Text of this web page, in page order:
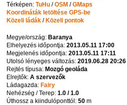
Térképen:TuHu /OSM /GMaps
Koordináták letöltése GPS-be
Közeli ládák / Közeli pontok
Megye/ország: Baranya
Elhelyezés időpontja:2013.05.11 17:00
Megjelenés időpontja:2013.05.11 17:11
Utolsó lényeges változás:2019.06.28 20:26
Rejtés típusa: Mozgó geoláda
Elrejtők:A szervezők
Ládagazda: Fairy
Nehézség / Terep:1.0 / 1.0
Úthossz a kiindulóponttól:50 m